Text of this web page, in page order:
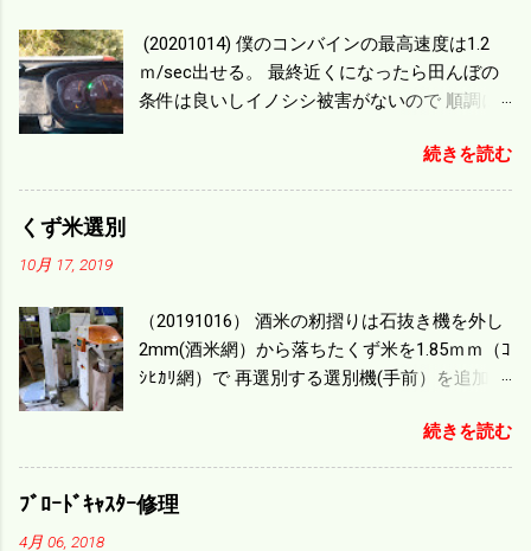
(20201014) 僕のコンバインの最高速度は1.2
ｍ/sec出せる。 最終近くになったら田んぼの
条件は良いしイノシシ被害がないので 順調に
ｍ/min、4.32ｋｍ/hrになり 幅は約2ｍだから
0.864/haの作業能力がある。 実際は回転した
機の容量、籾摺りの能力などのバランスの問
題で 今の機種で満足している。 というより買
った時はまだ耕作面積が少なく手が出せ 無か
のがある。キャビン付きだから一度は乗って
みたいと思う。 町内では5条刈りの100㎰で作
業する人がいる。 秋作業は儲かるというのが
続きを読む
くず米選別
10月 17, 2019
（20191016） 酒米の籾摺りは石抜き機を外し
2mm(酒米網）から落ちたくず米を1.85ｍｍ（ｺ
ｼﾋｶﾘ網）で 再選別する選別機(手前）を追加す
ず米より2倍近い値段になる。 後で選別するの
には手間がかかるので 一度に選別するやり方
を随分前からこの方式にした。 今年は酒米30
㎏を40袋したところで未熟が3袋出る。 1.85ｍ
続きを読む
ﾌﾞﾛｰﾄﾞｷｬｽﾀｰ修理
4月 06, 2018